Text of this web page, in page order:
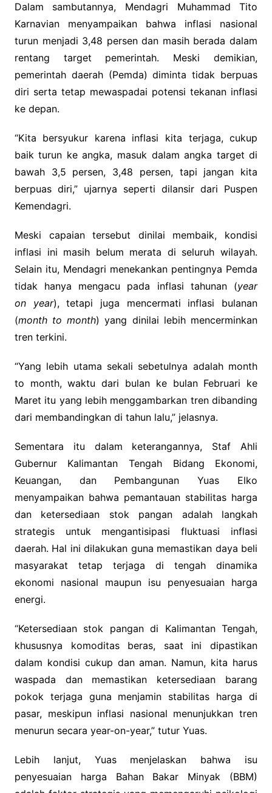
Dalam sambutannya, Mendagri Muhammad Tito
Karnavian menyampaikan bahwa inflasi nasional
turun menjadi 3,48 persen dan masih berada dalam
rentang target pemerintah. Meski demikian,
pemerintah daerah (Pemda) diminta tidak berpuas
diri serta tetap mewaspadai potensi tekanan inflasi
ke depan.
“Kita bersyukur karena inflasi kita terjaga, cukup
baik turun ke angka, masuk dalam angka target di
bawah 3,5 persen, 3,48 persen, tapi jangan kita
berpuas diri,” ujarnya seperti dilansir dari Puspen
Kemendagri.
Meski capaian tersebut dinilai membaik, kondisi
inflasi ini masih belum merata di seluruh wilayah.
Selain itu, Mendagri menekankan pentingnya Pemda
tidak hanya mengacu pada inflasi tahunan (year
on year), tetapi juga mencermati inflasi bulanan
(month to month) yang dinilai lebih mencerminkan
tren terkini.
“Yang lebih utama sekali sebetulnya adalah month
to month, waktu dari bulan ke bulan Februari ke
Maret itu yang lebih menggambarkan tren dibanding
dari membandingkan di tahun lalu,” jelasnya.
Sementara itu dalam keterangannya, Staf Ahli
Gubernur Kalimantan Tengah Bidang Ekonomi,
Keuangan, dan Pembangunan Yuas Elko
menyampaikan bahwa pemantauan stabilitas harga
dan ketersediaan stok pangan adalah langkah
strategis untuk mengantisipasi fluktuasi inflasi
daerah. Hal ini dilakukan guna memastikan daya beli
masyarakat tetap terjaga di tengah dinamika
ekonomi nasional maupun isu penyesuaian harga
energi.
“Ketersediaan stok pangan di Kalimantan Tengah,
khususnya komoditas beras, saat ini dipastikan
dalam kondisi cukup dan aman. Namun, kita harus
waspada dan memastikan ketersediaan barang
pokok terjaga guna menjamin stabilitas harga di
pasar, meskipun inflasi nasional menunjukkan tren
menurun secara year-on-year,” tutur Yuas.
Lebih lanjut, Yuas menjelaskan bahwa isu
penyesuaian harga Bahan Bakar Minyak (BBM)